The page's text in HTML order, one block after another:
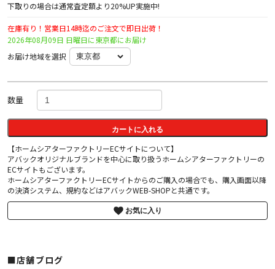
下取りの場合は通常査定額より20%UP実施中!
在庫有り！営業日14時迄のご注文で即日出荷！
2026年08月09日 日曜日に東京都にお届け
お届け地域を選択
数量
カートに入れる
【ホームシアターファクトリーECサイトについて】
アバックオリジナルブランドを中心に取り扱うホームシアターファクトリーの
ECサイトもございます。
ホームシアターファクトリーECサイトからのご購入の場合でも、購入画面以降
の決済システム、規約などはアバックWEB-SHOPと共通です。
お気に入り
■店舗ブログ